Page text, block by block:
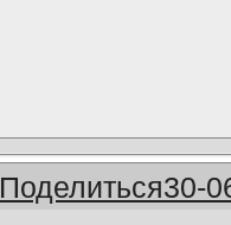
Поделиться30-